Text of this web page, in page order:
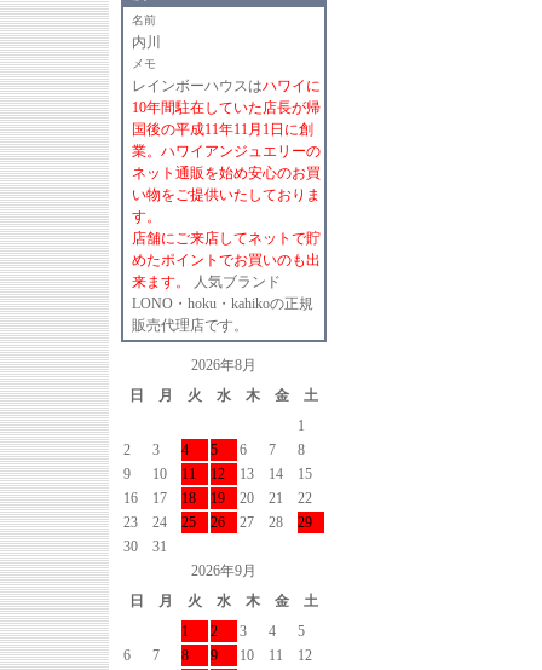
名前
内川
メモ
レインボーハウスはハワイに
10年間駐在していた店長が帰
国後の平成11年11月1日に創
業。ハワイアンジュエリーの
ネット通販を始め安心のお買
い物をご提供いたしておりま
す。
店舗にご来店してネットで貯
めたポイントでお買いのも出
来ます。
人気ブランド
LONO・hoku・kahikoの正規
販売代理店です。
2026年8月
日
月 火 水 木 金
土
1
2
3 4 5 6 7
8
9
10 11 12 13 14
15
16
17 18 19 20 21
22
23
24 25 26 27 28
29
30
31
2026年9月
日
月 火 水 木 金
土
1
2 3 4
5
6
7 8 9 10 11
12